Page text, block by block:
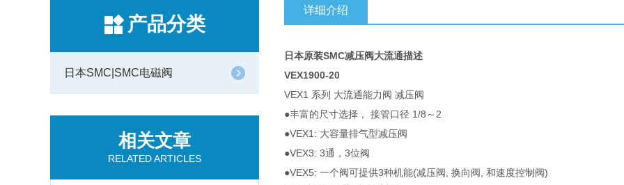
产品分类
日本SMC|SMC电磁阀
相关文章
RELATED ARTICLES
详细介绍
日本原装SMC减压阀大流通描述
VEX1900-20
VEX1 系列 大流通能力阀 减压阀
●丰富的尺寸选择， 接管口径 1/8～2
●VEX1: 大容量排气型减压阀
●VEX3: 3通，3位阀
●VEX5: 一个阀可提供3种机能(减压阀, 换向阀, 和速度控制阀)